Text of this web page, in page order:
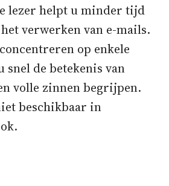
lezer helpt u minder tijd
verwerken van e-mails.
op enkele
de betekenis van
volle zinnen begrijpen.
beschikbaar in